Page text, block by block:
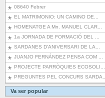
08640 Febrer
EL MATRIMONIO: UN CAMINO DE...
HOMENATGE A Mn. MANUEL CLAR...
1a JORNADA DE FORMACIÓ DEL ...
SARDANES D'ANIVERSARI DE LA...
JUANJO FERNÁNDEZ PENSA COM ...
PROJECTE PARRÒQUIES ECOSOLI...
PREGUNTES PEL CONCURS SARDA...
Va ser popular